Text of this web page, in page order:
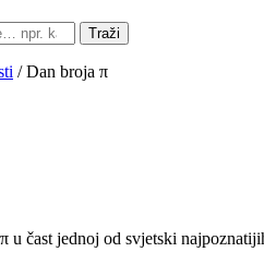
Traži
/ Dan broja π
u čast jednoj od svjetski